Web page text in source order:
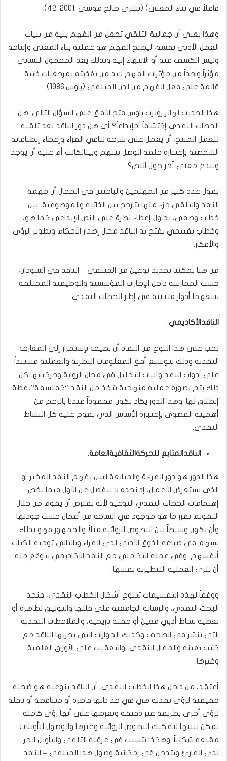
فاعلاً في بناء المعنى) (بشرى صالح موسى :2001 :42),
وهذا يعني أن جمالية التلقي تجعل من الفهم بنية من بنيات
العمل الأدبي نفسه، ليصبح الفهم هو عملية بناء المعنى وإنتاجه
وليس الكشف عنه أو الانتهاء إليه وبذلك يعد المحمول اللساني
مؤثراً واحداً من مؤثرات الفهم لابد من تغذيته بمرجعيات ذاتية
قائمة على فعل الفهم من لدن المتلقي (ياوس:1986).
هذا الحديث لهانز روبرت ياوس فتح الأفق على السؤال التالي: هل
الخطاب النقدي إكتشافاً أمإبداعاً؟ أي هل دور الناقد بعد تلقيه
للعمل المنتج، أن يعمل على شرحه لباقي القراء وإعطاء إنطباعاته
الشخصية بإعتباره حلقة الوصل بينهم وبينالكاتب أم عليه أن يوجد
ويبدع معنى آخر حول النص؟
يقول عدد كبير من المهتمين والباحثين في المجال أن مهمة
الناقد والتلقي جزء منها تتارجح بين الذاتية والموضوعية، بين
خطاب وصفي، يحاول إعطاء نظرة على النص الإبداعي كما هو،
وخطاب تقييمي يفتح به الناقد مجال إصدار الأحكام وتطوير الرؤى
والأفكار.
من هنا يمكننا تحديد نوعين من المتلقي – الناقد في السودان،
حسب الممارسة داخل الإطارات المؤسسية والوظيفية المختلفة
يتبعهما أدوار متباينة في إطار الخطاب النقدي.
الناقدالأكاديمي:
يجب على هذا النوع من النقاد أن يضيف بإستمرار إلى المعارف
النقدية وذلك بتوسيع أفق المعلومات النظرية والعملية مستنداً
على أدوات النقد وآليات التحليل في مجال الرواية وحركياتها كل
ذلك يتم بصورة عملية منهجية تتخذ من النقد “كفلسفة”نقطة
إنطلاق لها. وهذا الدور يكاد يكون مفقوداً عندنا بالرغم من
أهميته القصوى بإعتباره الأساس الذي يقوم عليه كل النشاط
النقدي.
الناقدالمتابع للحركةالثقافيةالعامة:
هذا الدور هو دور القراءة والمتابعة ليس بفهم الناقد المخبر أو
الذي يستعرض الأعمال، إذ نجده لا ينفصل عن الأول فيما يخص
إهتمامات الخطاب النقدي النوعية لأنه يفترض أن يقوم من خلال
التقويم بفرز ما هو موجود في الساحة من أعمال حسب جودتها
وأن يكون وسيطاً بين النصوص الروائية مثلاً والجمهور فهو بذلك
يسهم في صياغة الذوق الأدبي لدى القراء وبالتالي توجيه الكتاب
أنفسهم. وفي عمله التكاملي مع الناقد الأكاديمي يتوقع منه
أن يثري العملية التنظيرية نفسها.
ووفقاً لهذه التقسيمات تتنوع أشكال الخطاب النقدي، فنجد
البحث النقدي، والرسالة الجامعية على قلتها والتوثيق لظاهره أو
تغطية نشاط أدبي معين أو حقبة تاريخية، والملاحظات النقدية
التي تنشر في الصحف وكذلك الحوارات التي يجريها الناقد مع
كاتب بعينه والمقال النقدي، والتعقيب على الأوراق العلمية
وغيرها.
أعتقد، من داخل هذا الخطاب النقدي، أن الناقد بنوعيه هو ضحية
حقيقية لرؤى نقدية هي في حد ذاتها قاصرة أو متناقضة أو ناقلة
لرؤى أخرى بطريقة غير دقيقة وتعرضها على أنها رؤى كاملة
يمكن تبنيها لتفكيك النصوص الروائية وغيرها والوصول لتأويلات
مقنعة شكلياً. وهكذا تتسبب في عرقلة التلقي والتأويل الحر
لدى القارئ وتتدخل في إمكانية وصول هذا المتلقي – الناقد